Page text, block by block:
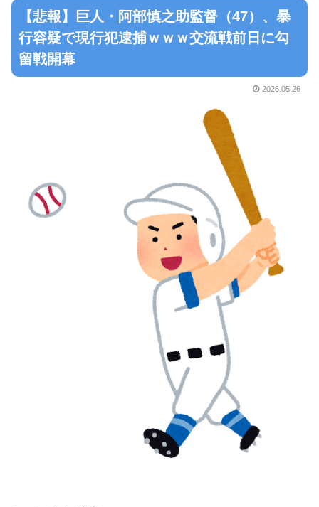
【悲報】巨人・阿部慎之助監督（47）、暴
行容疑で現行犯逮捕ｗｗｗ交流戦前日に勾
留戦開幕
2026.05.26